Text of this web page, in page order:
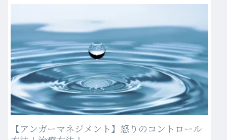
【アンガーマネジメント】怒りのコントロール